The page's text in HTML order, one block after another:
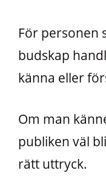
För personen
budskap
känna eller
Om man
publiken väl
rätt uttryck.